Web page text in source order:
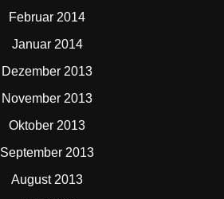
Februar 2014
Januar 2014
Dezember 2013
November 2013
Oktober 2013
September 2013
August 2013